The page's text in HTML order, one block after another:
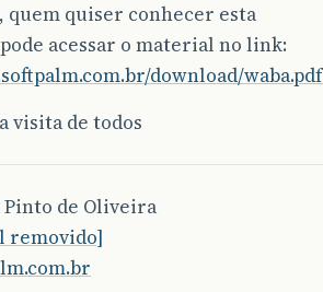
quem quiser conhecer esta
acessar o material no link:
download/waba.pdf
visita de todos
de Oliveira
removido]